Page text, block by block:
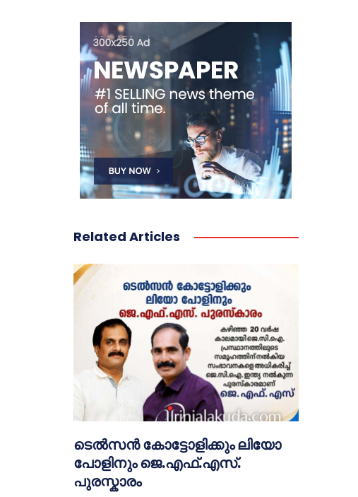
Related Articles
ടെൽസൻ കോട്ടോളിക്കും ലിയോ
പോളിനും ജെ.എഫ്.എസ്.
പുരസ്കാരം